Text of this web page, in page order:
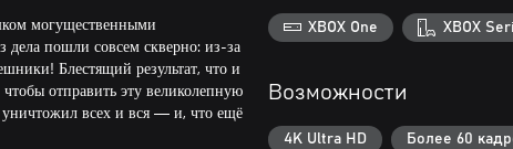
могущественными
дела пошли совсем скверно: из-за
Блестящий результат, что и
отправить эту великолепную
уничтожил всех и вся — и, что ещё
XBOX One XBOX
Возможности
4K Ultra HD Более 60